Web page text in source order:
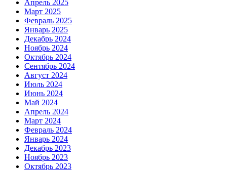
Апрель 2025
Март 2025
Февраль 2025
Январь 2025
Декабрь 2024
Ноябрь 2024
Октябрь 2024
Сентябрь 2024
Август 2024
Июль 2024
Июнь 2024
Май 2024
Апрель 2024
Март 2024
Февраль 2024
Январь 2024
Декабрь 2023
Ноябрь 2023
Октябрь 2023